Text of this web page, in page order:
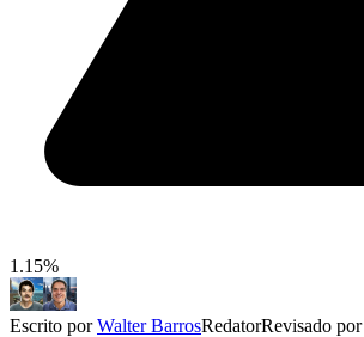
1.15%
Escrito porWalter BarrosRedatorRevisado por